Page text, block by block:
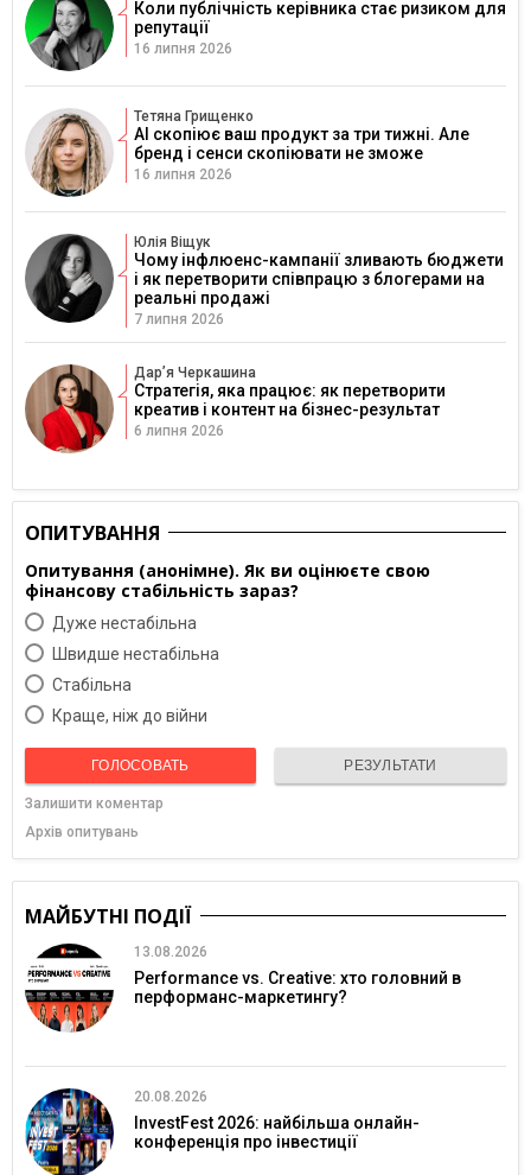
Коли публічність керівника стає ризиком для
репутації
16 липня 2026
Тетяна Грищенко
AI скопіює ваш продукт за три тижні. Але
бренд і сенси скопіювати не зможе
16 липня 2026
Юлія Віщук
Чому інфлюенс-кампанії зливають бюджети
і як перетворити співпрацю з блогерами на
реальні продажі
7 липня 2026
Дарʼя Черкашина
Стратегія, яка працює: як перетворити
креатив і контент на бізнес-результат
6 липня 2026
ОПИТУВАННЯ
Опитування (анонімне). Як ви оцінюєте свою
фінансову стабільність зараз?
Дуже нестабільна
Швидше нестабільна
Cтабільна
Краще, ніж до війни
ГОЛОСОВАТЬ РЕЗУЛЬТАТИ
Залишити коментар
Архів опитувань
МАЙБУТНІ ПОДІЇ
13.08.2026
Performance vs. Creative: хто головний в
перформанс-маркетингу?
20.08.2026
InvestFest 2026: найбільша онлайн-
конференція про інвестиції